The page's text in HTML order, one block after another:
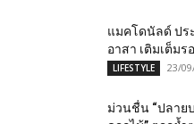
แมคโดนัลด์ ปร
อาสา เติมเต็ม
LIFESTYLE 23/
ม่วนชื่น “ปลาย